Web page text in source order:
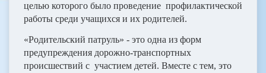
целью которого было проведение профилактической
работы среди учащихся и их родителей.
«Родительский патруль» - это одна из форм
предупреждения дорожно-транспортных
происшествий с участием детей. Вместе с тем, это